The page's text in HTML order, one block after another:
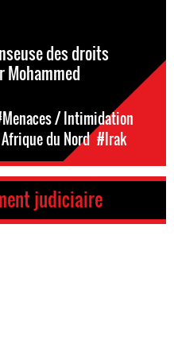
des droits
Mohammed
/ Intimidation
du Nord #Irak
judiciaire